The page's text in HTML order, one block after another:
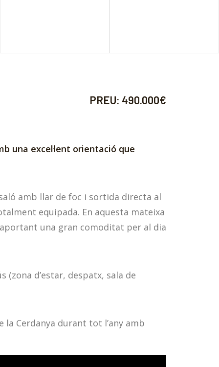
PREU: 490.000€
una excel·lent orientació que
amb llar de foc i sortida directa al
equipada. En aquesta mateixa
una gran comoditat per al dia
d’estar, despatx, sala de
Cerdanya durant tot l’any amb